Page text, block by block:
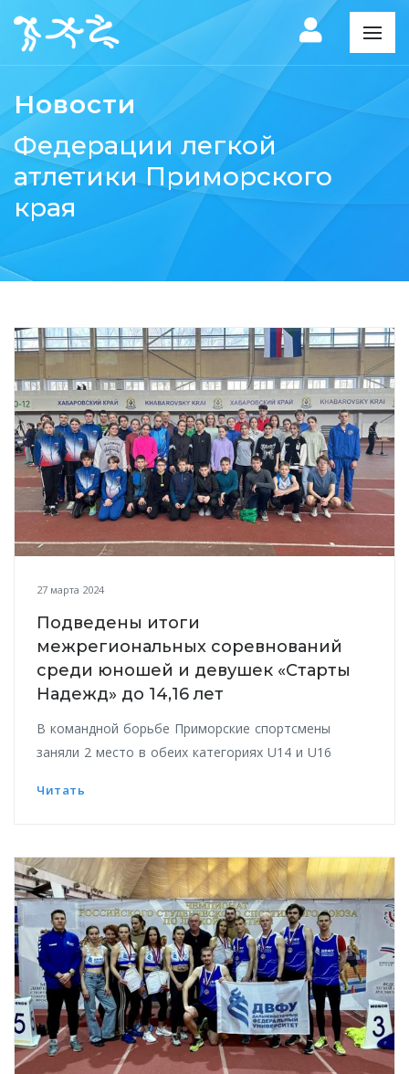
Новости
Федерации легкой
атлетики Приморского
края
27 марта 2024
Подведены итоги
межрегиональных соревнований
среди юношей и девушек «Старты
Надежд» до 14,16 лет
В командной борьбе Приморские спортсмены
заняли 2 место в обеих категориях U14 и U16
Читать